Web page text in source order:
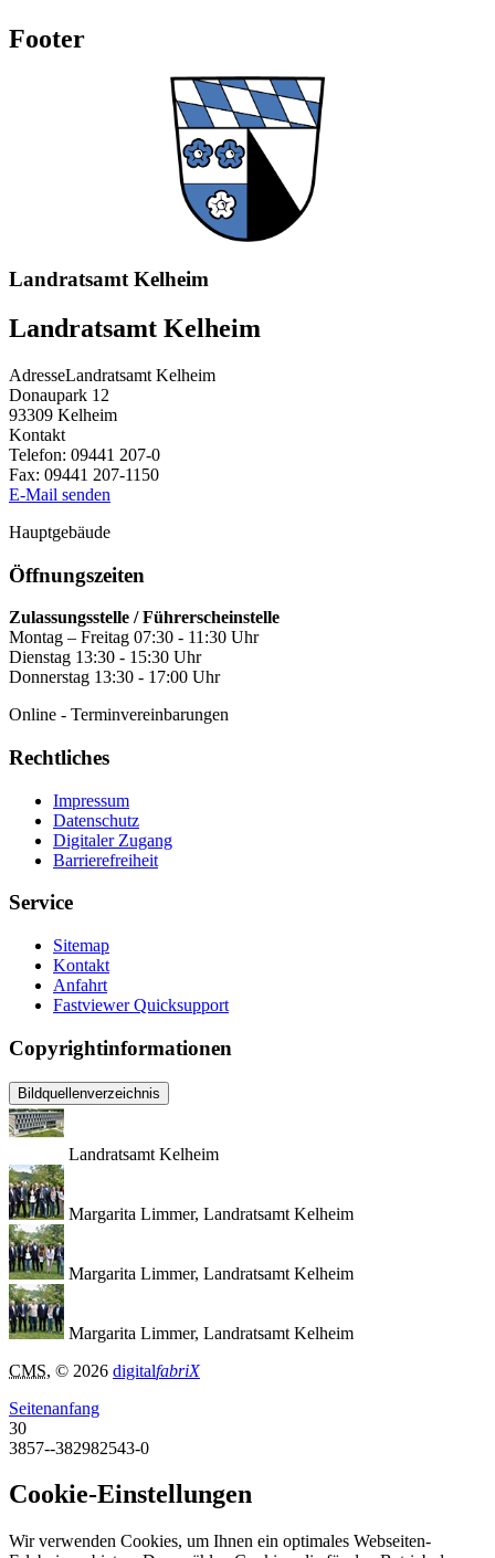
Footer
Landratsamt Kelheim
Landratsamt Kelheim
AdresseLandratsamt Kelheim
Donaupark 12
93309 Kelheim
Kontakt
Telefon: 09441 207-0
Fax: 09441 207-1150
E-Mail senden
Hauptgebäude
Öffnungszeiten
Zulassungsstelle / Führerscheinstelle
Montag – Freitag 07:30 - 11:30 Uhr
Dienstag 13:30 - 15:30 Uhr
Donnerstag 13:30 - 17:00 Uhr
Online - Terminvereinbarungen
Rechtliches
Impressum
Datenschutz
Digitaler Zugang
Barrierefreiheit
Service
Sitemap
Kontakt
Anfahrt
Fastviewer Quicksupport
Copyrightinformationen
Bildquellenverzeichnis
Landratsamt Kelheim
Margarita Limmer, Landratsamt Kelheim
Margarita Limmer, Landratsamt Kelheim
Margarita Limmer, Landratsamt Kelheim
CMS, © 2026 digitalfabriX
Seitenanfang
30
3857--382982543-0
Cookie-Einstellungen
Wir verwenden Cookies, um Ihnen ein optimales Webseiten-